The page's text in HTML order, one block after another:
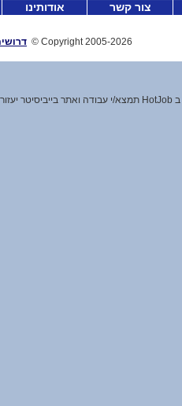
צור קשר אודותינו
Copyright 2005-2026
©
ב HotJob תמצא /י עבודה ואתר בייביסיטר